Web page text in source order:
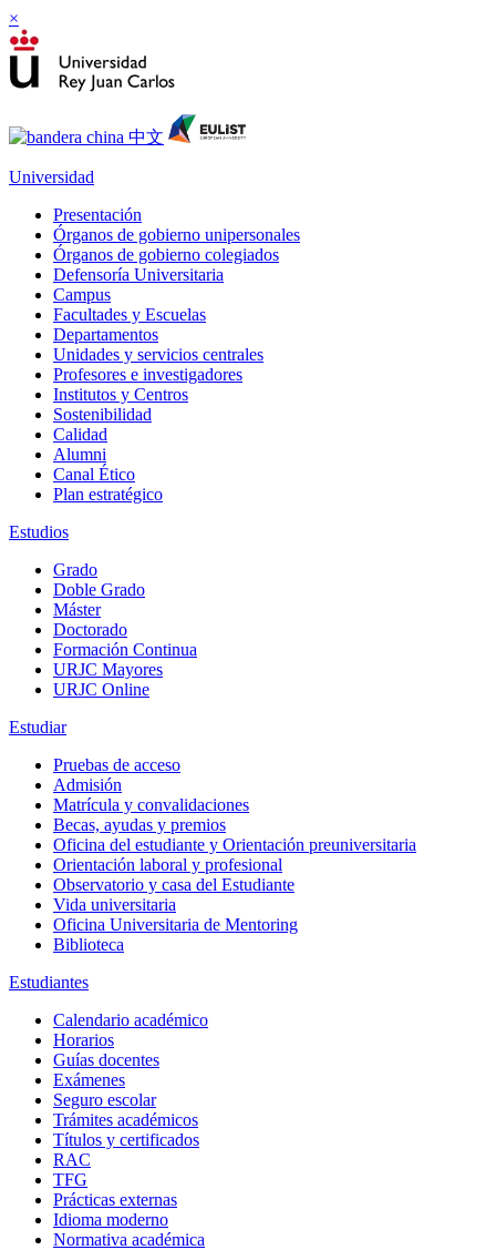
×
Universidad
Presentación
Órganos de gobierno unipersonales
Órganos de gobierno colegiados
Defensoría Universitaria
Campus
Facultades y Escuelas
Departamentos
Unidades y servicios centrales
Profesores e investigadores
Institutos y Centros
Sostenibilidad
Calidad
Alumni
Canal Ético
Plan estratégico
Estudios
Grado
Doble Grado
Máster
Doctorado
Formación Continua
URJC Mayores
URJC Online
Estudiar
Pruebas de acceso
Admisión
Matrícula y convalidaciones
Becas, ayudas y premios
Oficina del estudiante y Orientación preuniversitaria
Orientación laboral y profesional
Observatorio y casa del Estudiante
Vida universitaria
Oficina Universitaria de Mentoring
Biblioteca
Estudiantes
Calendario académico
Horarios
Guías docentes
Exámenes
Seguro escolar
Trámites académicos
Títulos y certificados
RAC
TFG
Prácticas externas
Idioma moderno
Normativa académica